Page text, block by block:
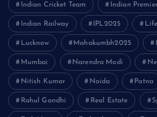
Indian Cricket Team Indian
Indian Railway IPL2025
Lucknow Mahakumbh2025
Mumbai Narendra Modi
Nitish Kumar Noida Patna
Rahul Gandhi Real Estate